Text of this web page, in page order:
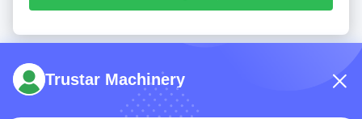
Trustar Machinery